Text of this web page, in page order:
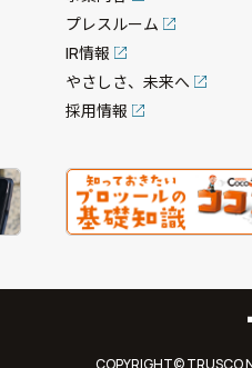
プレスルーム
IR情報
やさしさ、未来へ
採用情報
COPYRIGHT© TRUSCO